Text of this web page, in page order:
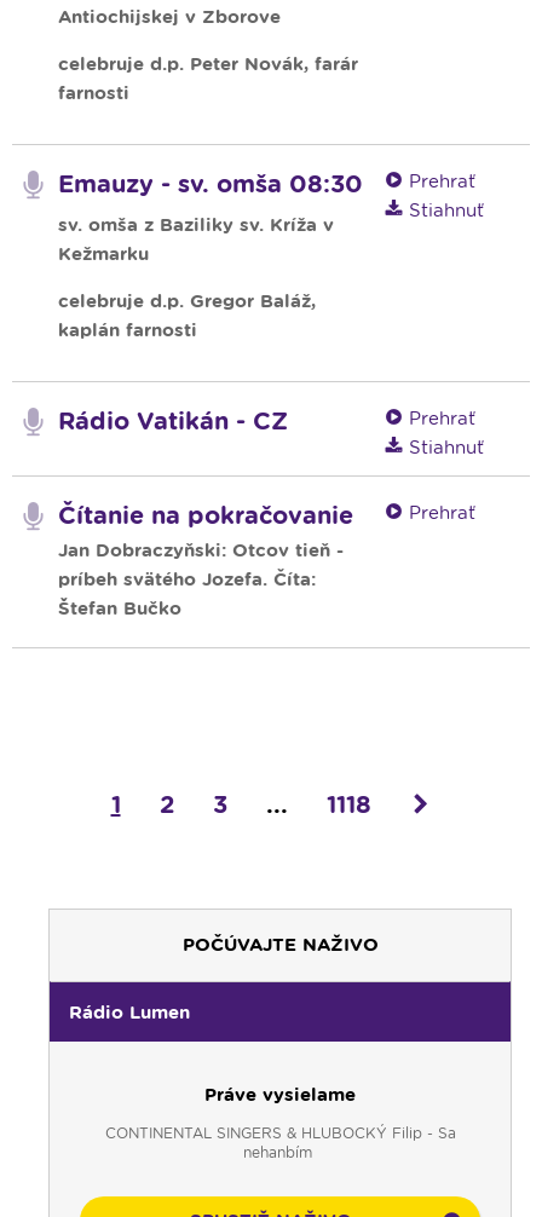
Antiochijskej v Zborove
celebruje d.p. Peter Novák, farár
farnosti
Emauzy - sv. omša 08:30
sv. omša z Baziliky sv. Kríža v
Kežmarku
celebruje d.p. Gregor Baláž,
kaplán farnosti
Prehrať
Stiahnuť
Rádio Vatikán - CZ
Prehrať
Stiahnuť
Čítanie na pokračovanie
Jan Dobraczyňski: Otcov tieň -
príbeh svätého Jozefa. Číta:
Štefan Bučko
Prehrať
1 2 3 ... 1118
POČÚVAJTE NAŽIVO
Rádio Lumen
Práve vysielame
CONTINENTAL SINGERS & HLUBOCKÝ Filip - Sa
nehanbím